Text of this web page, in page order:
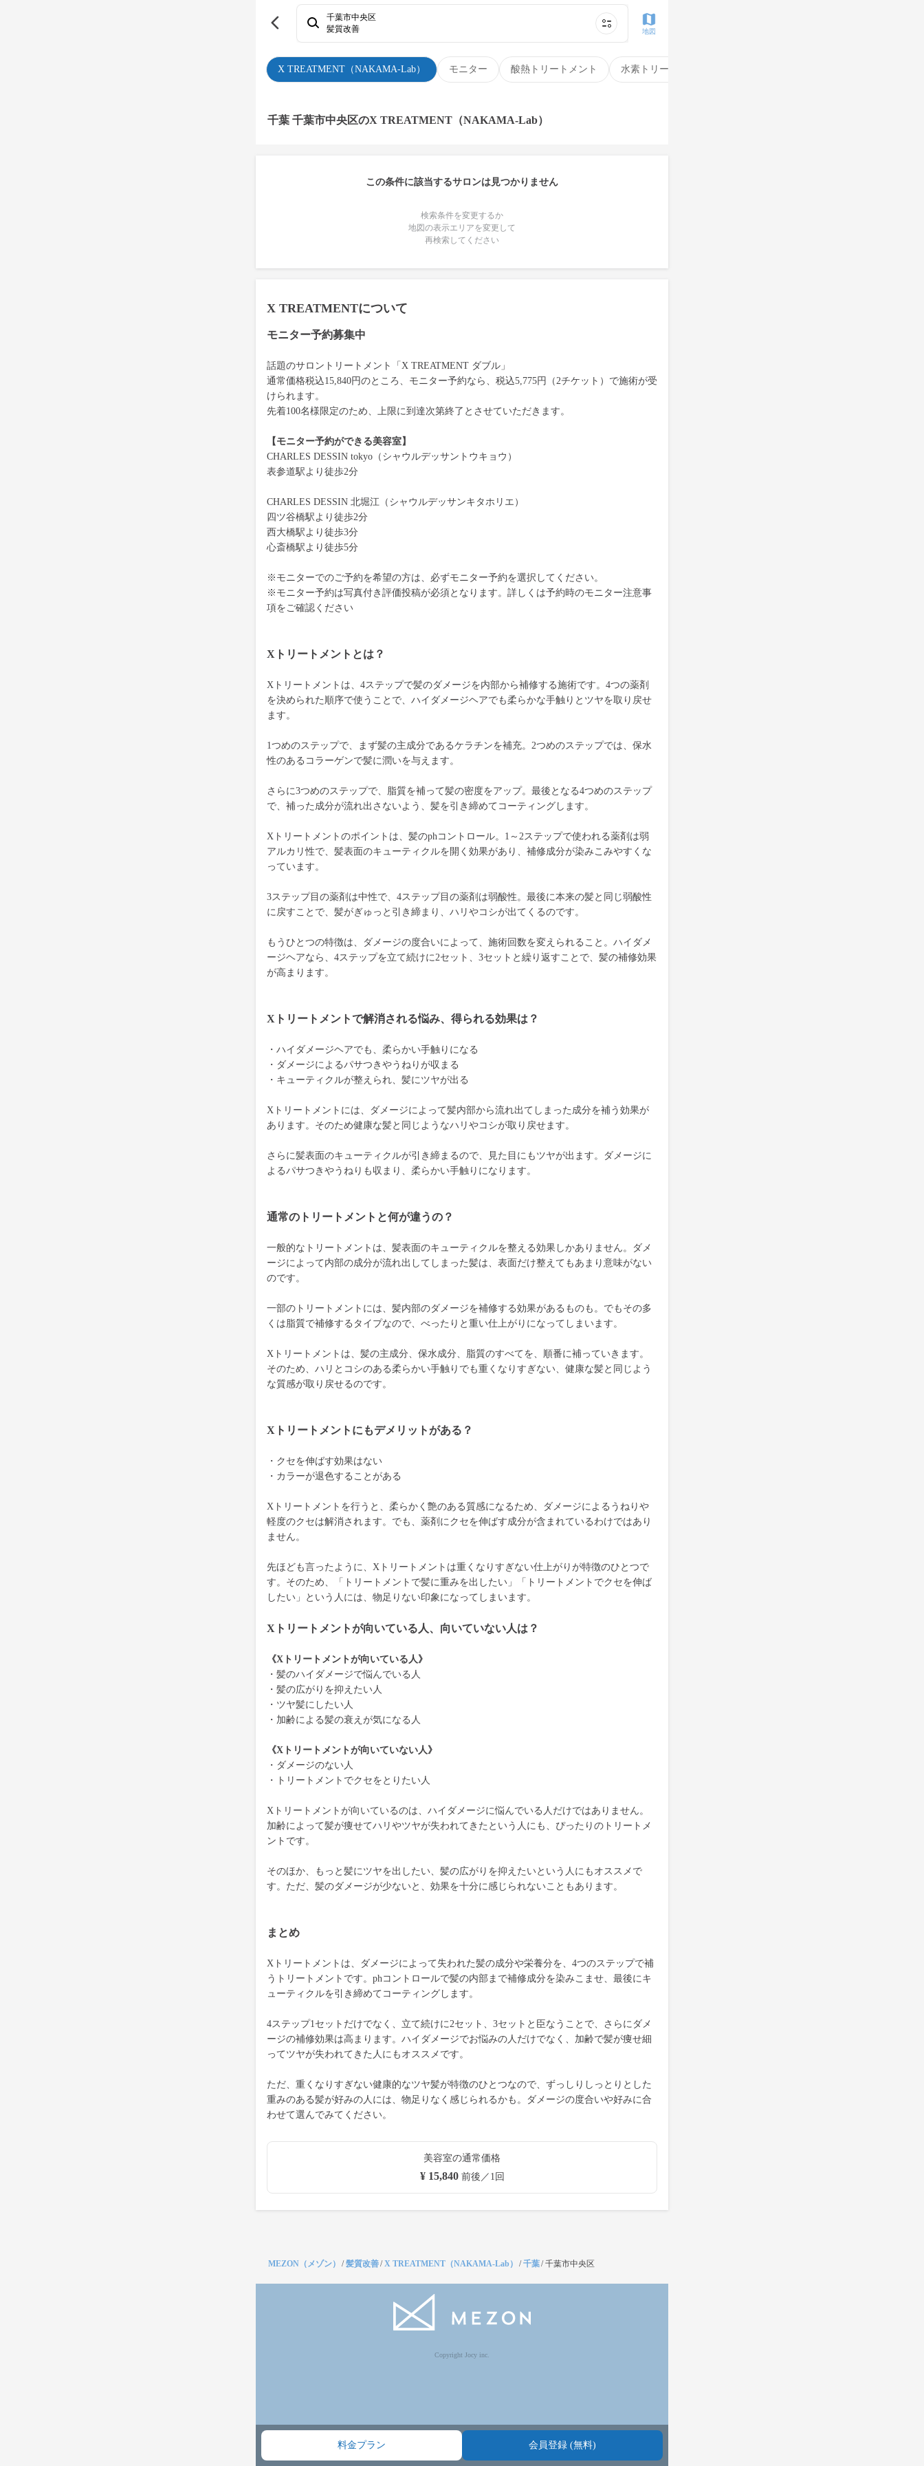
X TREATMENT（NAKAMA-Lab） モニター 酸熱トリートメント 水素トリートメント
千葉市中央区
髪質改善
地図
千葉 千葉市中央区のX TREATMENT（NAKAMA-Lab）
この条件に該当するサロンは見つかりません
検索条件を変更するか
地図の表示エリアを変更して
再検索してください
X TREATMENTについて
モニター予約募集中
話題のサロントリートメント「X TREATMENT ダブル」
通常価格税込15,840円のところ、モニター予約なら、税込5,775円（2チケット）で施術が受
けられます。
先着100名様限定のため、上限に到達次第終了とさせていただきます。
【モニター予約ができる美容室】
CHARLES DESSIN tokyo（シャウルデッサントウキョウ）
表参道駅より徒歩2分
CHARLES DESSIN 北堀江（シャウルデッサンキタホリエ）
四ツ谷橋駅より徒歩2分
西大橋駅より徒歩3分
心斎橋駅より徒歩5分
※モニターでのご予約を希望の方は、必ずモニター予約を選択してください。
※モニター予約は写真付き評価投稿が必須となります。詳しくは予約時のモニター注意事
項をご確認ください
Xトリートメントとは？
Xトリートメントは、4ステップで髪のダメージを内部から補修する施術です。4つの薬剤
を決められた順序で使うことで、ハイダメージヘアでも柔らかな手触りとツヤを取り戻せ
ます。
1つめのステップで、まず髪の主成分であるケラチンを補充。2つめのステップでは、保水
性のあるコラーゲンで髪に潤いを与えます。
さらに3つめのステップで、脂質を補って髪の密度をアップ。最後となる4つめのステップ
で、補った成分が流れ出さないよう、髪を引き締めてコーティングします。
Xトリートメントのポイントは、髪のphコントロール。1～2ステップで使われる薬剤は弱
アルカリ性で、髪表面のキューティクルを開く効果があり、補修成分が染みこみやすくな
っています。
3ステップ目の薬剤は中性で、4ステップ目の薬剤は弱酸性。最後に本来の髪と同じ弱酸性
に戻すことで、髪がぎゅっと引き締まり、ハリやコシが出てくるのです。
もうひとつの特徴は、ダメージの度合いによって、施術回数を変えられること。ハイダメ
ージヘアなら、4ステップを立て続けに2セット、3セットと繰り返すことで、髪の補修効果
が高まります。
Xトリートメントで解消される悩み、得られる効果は？
・ハイダメージヘアでも、柔らかい手触りになる
・ダメージによるパサつきやうねりが収まる
・キューティクルが整えられ、髪にツヤが出る
Xトリートメントには、ダメージによって髪内部から流れ出てしまった成分を補う効果が
あります。そのため健康な髪と同じようなハリやコシが取り戻せます。
さらに髪表面のキューティクルが引き締まるので、見た目にもツヤが出ます。ダメージに
よるパサつきやうねりも収まり、柔らかい手触りになります。
通常のトリートメントと何が違うの？
一般的なトリートメントは、髪表面のキューティクルを整える効果しかありません。ダメ
ージによって内部の成分が流れ出してしまった髪は、表面だけ整えてもあまり意味がない
のです。
一部のトリートメントには、髪内部のダメージを補修する効果があるものも。でもその多
くは脂質で補修するタイプなので、べったりと重い仕上がりになってしまいます。
Xトリートメントは、髪の主成分、保水成分、脂質のすべてを、順番に補っていきます。
そのため、ハリとコシのある柔らかい手触りでも重くなりすぎない、健康な髪と同じよう
な質感が取り戻せるのです。
Xトリートメントにもデメリットがある？
・クセを伸ばす効果はない
・カラーが退色することがある
Xトリートメントを行うと、柔らかく艶のある質感になるため、ダメージによるうねりや
軽度のクセは解消されます。でも、薬剤にクセを伸ばす成分が含まれているわけではあり
ません。
先ほども言ったように、Xトリートメントは重くなりすぎない仕上がりが特徴のひとつで
す。そのため、「トリートメントで髪に重みを出したい」「トリートメントでクセを伸ば
したい」という人には、物足りない印象になってしまいます。
Xトリートメントが向いている人、向いていない人は？
《Xトリートメントが向いている人》
・髪のハイダメージで悩んでいる人
・髪の広がりを抑えたい人
・ツヤ髪にしたい人
・加齢による髪の衰えが気になる人
《Xトリートメントが向いていない人》
・ダメージのない人
・トリートメントでクセをとりたい人
Xトリートメントが向いているのは、ハイダメージに悩んでいる人だけではありません。
加齢によって髪が痩せてハリやツヤが失われてきたという人にも、ぴったりのトリートメ
ントです。
そのほか、もっと髪にツヤを出したい、髪の広がりを抑えたいという人にもオススメで
す。ただ、髪のダメージが少ないと、効果を十分に感じられないこともあります。
まとめ
Xトリートメントは、ダメージによって失われた髪の成分や栄養分を、4つのステップで補
うトリートメントです。phコントロールで髪の内部まで補修成分を染みこませ、最後にキ
ューティクルを引き締めてコーティングします。
4ステップ1セットだけでなく、立て続けに2セット、3セットと臣なうことで、さらにダメ
ージの補修効果は高まります。ハイダメージでお悩みの人だけでなく、加齢で髪が痩せ細
ってツヤが失われてきた人にもオススメです。
ただ、重くなりすぎない健康的なツヤ髪が特徴のひとつなので、ずっしりしっとりとした
重みのある髪が好みの人には、物足りなく感じられるかも。ダメージの度合いや好みに合
わせて選んでみてください。
美容室の通常価格
¥ 15,840前後／1回
料金プラン 会員登録 (無料)
MEZON（メゾン） /髪質改善/X TREATMENT（NAKAMA-Lab） /千葉/千葉市中央区
Copyright Jocy inc.